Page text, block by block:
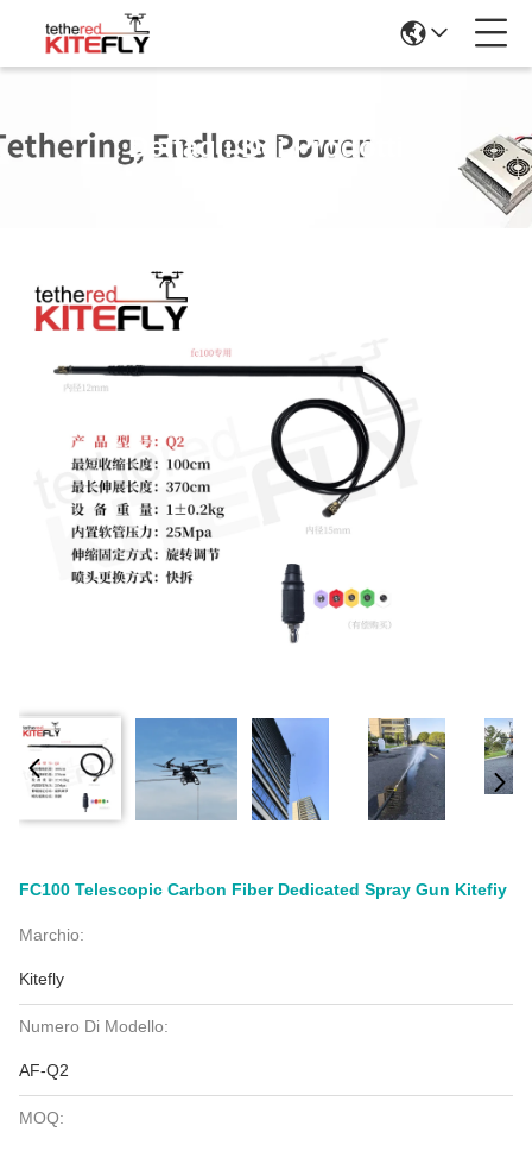
Dettagli Dei Prodotti
FC100 Telescopic Carbon Fiber Dedicated Spray Gun Kitefiy
Marchio:
Kitefly
Numero Di Modello:
AF-Q2
MOQ: